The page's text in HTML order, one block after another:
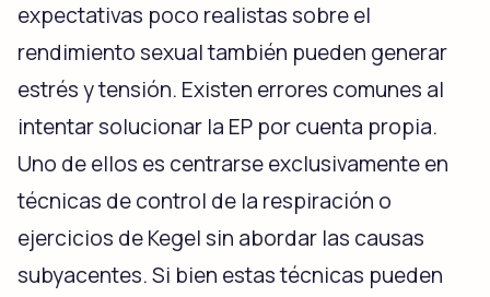
expectativas poco realistas sobre el
rendimiento sexual también pueden generar
estrés y tensión. Existen errores comunes al
intentar solucionar la EP por cuenta propia.
Uno de ellos es centrarse exclusivamente en
técnicas de control de la respiración o
ejercicios de Kegel sin abordar las causas
subyacentes. Si bien estas técnicas pueden